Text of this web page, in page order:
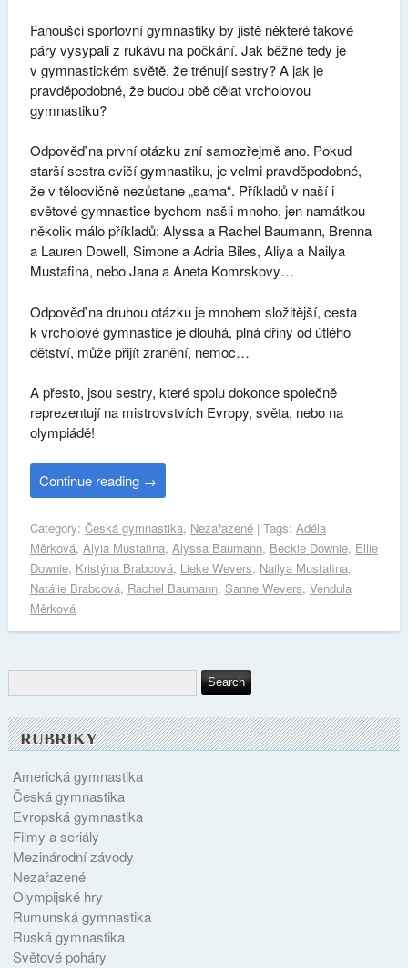
Fanoušci sportovní gymnastiky by jistě některé takové
páry vysypali z rukávu na počkání. Jak běžné tedy je
v gymnastickém světě, že trénují sestry? A jak je
pravděpodobné, že budou obě dělat vrcholovou
gymnastiku?
Odpověď na první otázku zní samozřejmě ano. Pokud
starší sestra cvičí gymnastiku, je velmi pravděpodobné,
že v tělocvičně nezůstane „sama“. Příkladů v naší i
světové gymnastice bychom našli mnoho, jen namátkou
několik málo příkladů: Alyssa a Rachel Baumann, Brenna
a Lauren Dowell, Simone a Adria Biles, Aliya a Nailya
Mustafina, nebo Jana a Aneta Komrskovy…
Odpověď na druhou otázku je mnohem složitější, cesta
k vrcholové gymnastice je dlouhá, plná dřiny od útlého
dětství, může přijít zranění, nemoc…
A přesto, jsou sestry, které spolu dokonce společně
reprezentují na mistrovstvích Evropy, světa, nebo na
olympiádě!
Continue reading →
Category: Česká gymnastika, Nezařazené| Tags: Adéla
Měrková, Alyia Mustafina, Alyssa Baumann, Beckie Downie, Ellie
Downie, Kristýna Brabcová, Lieke Wevers, Nailya Mustafina,
Natálie Brabcová, Rachel Baumann, Sanne Wevers, Vendula
Měrková
RUBRIKY
Americká gymnastika
Česká gymnastika
Evropská gymnastika
Filmy a seriály
Mezinárodní závody
Nezařazené
Olympijské hry
Rumunská gymnastika
Ruská gymnastika
Světové poháry